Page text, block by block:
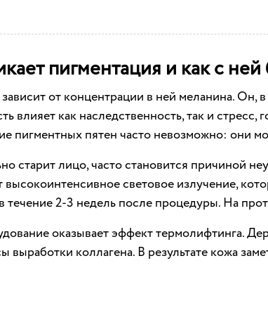
пигментация и как с ней
от концентрации в ней меланина.
влияет как наследственность, так и
пигментных пятен часто невозможно: они
старит лицо, часто становится причиной
световое излучение,
течение 2-3 недель после процедуры. На
оказывает эффект термолифтинга.
выработки коллагена. В результате кожа